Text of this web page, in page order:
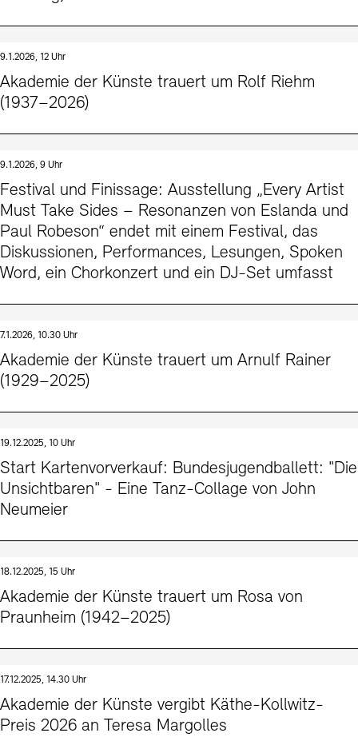
9.1.2026, 12 Uhr
Akademie der Künste trauert um Rolf Riehm
(1937–2026)
9.1.2026, 9 Uhr
Festival und Finissage: Ausstellung „Every Artist
Must Take Sides – Resonanzen von Eslanda und
Paul Robeson“ endet mit einem Festival, das
Diskussionen, Performances, Lesungen, Spoken
Word, ein Chorkonzert und ein DJ-Set umfasst
7.1.2026, 10.30 Uhr
Akademie der Künste trauert um Arnulf Rainer
(1929–2025)
19.12.2025, 10 Uhr
Start Kartenvorverkauf: Bundesjugendballett: "Die
Unsichtbaren" - Eine Tanz-Collage von John
Neumeier
18.12.2025, 15 Uhr
Akademie der Künste trauert um Rosa von
Praunheim (1942–2025)
17.12.2025, 14.30 Uhr
Akademie der Künste vergibt Käthe-Kollwitz-
Preis 2026 an Teresa Margolles